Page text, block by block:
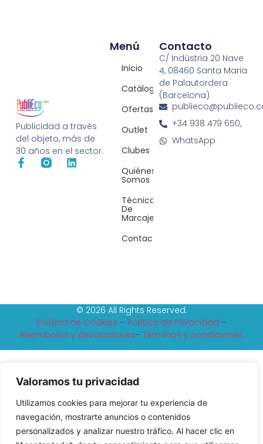
Valoramos tu privacidad
Utilizamos cookies para mejorar tu experiencia de
navegación, mostrarte anuncios o contenidos
personalizados y analizar nuestro tráfico. Al hacer clic en
Publicidad a través
del objeto, más de
30 años en el sector.
Menú
Inicio
Catálogos
Ofertas
Outlet
Clubes
Quiénes
Somos
Técnicas
De
Marcaje
Contacto
Contacto
C/ Indústria 20 Nave
4, 08460 Santa Maria
de Palautordera
(Barcelona)
+34 938 479 650,
WhatsApp
© 2026 All Rights Reserved.
Política de Cookies – Política de Privacidad –
Reembolso y devoluciones– Tèrminos y condiciones